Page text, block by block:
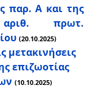
παρ. Α και της
πρωτ.
(20.10.2025)
μετακινήσεις
επιζωοτίας
(10.10.2025)